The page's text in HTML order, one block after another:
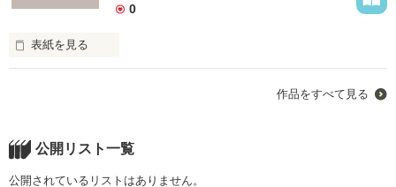
0
表紙を見る
いつの日か
あなたが
作品をすべて見る
公開リスト一覧
公開されているリストはありません。